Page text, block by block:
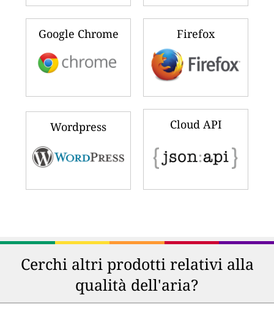
Google Chrome Firefox
Wordpress Cloud API
Cerchi altri prodotti relativi alla
qualità dell'aria?